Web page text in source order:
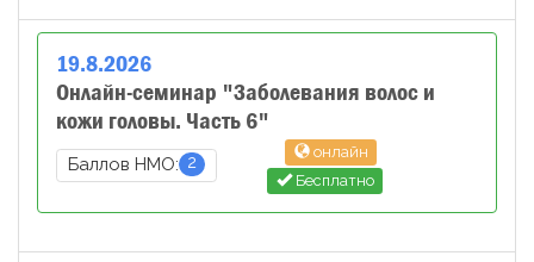
19.8.2026
Онлайн-семинар "Заболевания волос и
кожи головы. Часть 6"
Баллов НМО: 2
онлайн
Бесплатно